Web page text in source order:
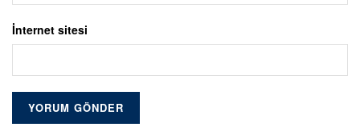
İnternet sitesi